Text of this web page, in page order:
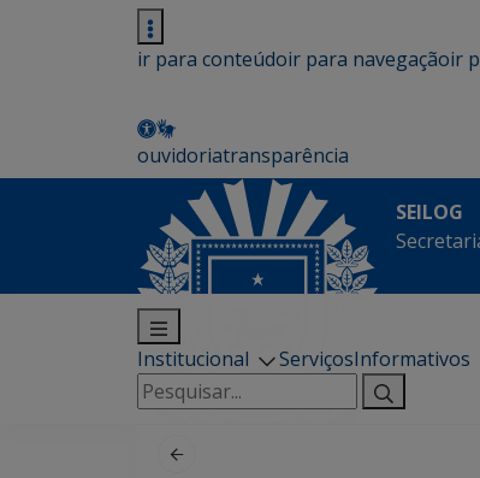
ir para conteúdoir para navegaçãoir
ouvidoriatransparência
SEILOG
Institucional ServiçosInformativos
Pesquisar
por: